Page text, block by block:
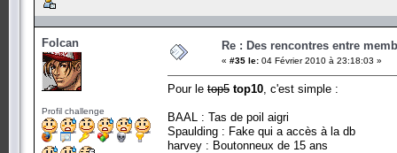
Folcan
Profil challenge
Re : Des rencontres entre
« #35 le: 04 Février 2010 à 23:18:03 »
Pour le top5 top10 , c'est simple :
BAAL : Tas de poil aigri
Spaulding : Fake qui a accès à la db
harvey : Boutonneux de 15 ans